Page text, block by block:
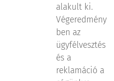
alakult ki.
Végeredmény
ben az
ügyfélvesztés
és a
reklamáció a